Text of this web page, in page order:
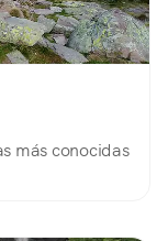
más conocidas